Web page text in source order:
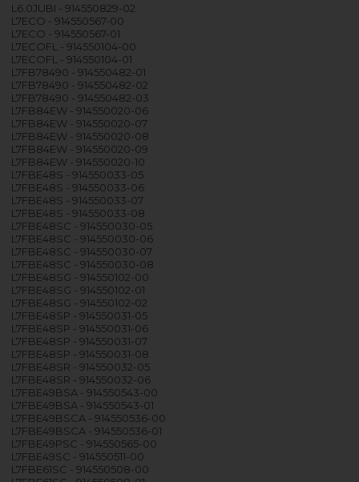
L6.0JUBI - 914550829-02
L7ECO - 914550567-00
L7ECO - 914550567-01
L7ECOFL - 914550104-00
L7ECOFL - 914550104-01
L7FB78490 - 914550482-01
L7FB78490 - 914550482-02
L7FB78490 - 914550482-03
L7FB84EW - 914550020-06
L7FB84EW - 914550020-07
L7FB84EW - 914550020-08
L7FB84EW - 914550020-09
L7FB84EW - 914550020-10
L7FBE48S - 914550033-05
L7FBE48S - 914550033-06
L7FBE48S - 914550033-07
L7FBE48S - 914550033-08
L7FBE48SC - 914550030-05
L7FBE48SC - 914550030-06
L7FBE48SC - 914550030-07
L7FBE48SC - 914550030-08
L7FBE48SG - 914550102-00
L7FBE48SG - 914550102-01
L7FBE48SG - 914550102-02
L7FBE48SP - 914550031-05
L7FBE48SP - 914550031-06
L7FBE48SP - 914550031-07
L7FBE48SP - 914550031-08
L7FBE48SR - 914550032-05
L7FBE48SR - 914550032-06
L7FBE49BSA - 914550543-00
L7FBE49BSA - 914550543-01
L7FBE49BSCA - 914550536-00
L7FBE49BSCA - 914550536-01
L7FBE49PSC - 914550565-00
L7FBE49SC - 914550511-00
L7FBE61SC - 914550508-00